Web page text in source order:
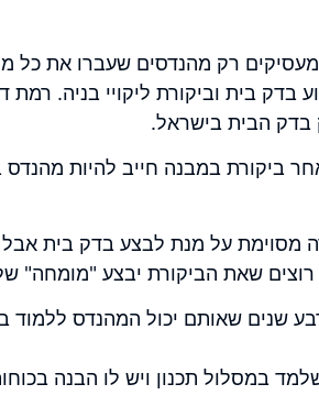
מעסיקים רק מהנדסים שעברו את כל
בדק בית וביקורת ליקויי בניה. רמת
בדק הבית בישראל.
ביקורת במבנה חייב להיות
מסוימת על מנת לבצע בדק בית
שאת הביקורת יבצע "מומחה"
שנים שאותם יכול המהנדס ללמוד
שלמד במסלול תכנון ויש לו הבנה